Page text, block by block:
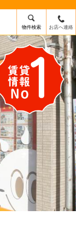
logo.png
物件検索 お店へ連絡